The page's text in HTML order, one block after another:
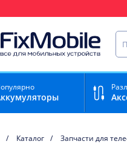
Каталог Запчасти для